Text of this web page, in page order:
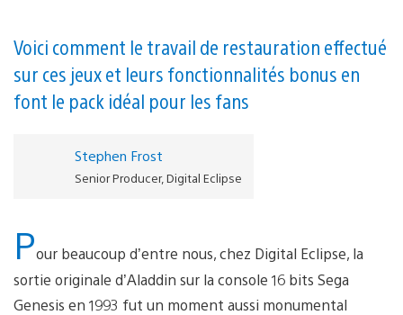
Voici comment le travail de restauration effectué
sur ces jeux et leurs fonctionnalités bonus en
font le pack idéal pour les fans
Stephen Frost
Senior Producer, Digital Eclipse
Pour beaucoup d’entre nous, chez Digital Eclipse, la
sortie originale d’Aladdin sur la console 16 bits Sega
Genesis en 1993 fut un moment aussi monumental